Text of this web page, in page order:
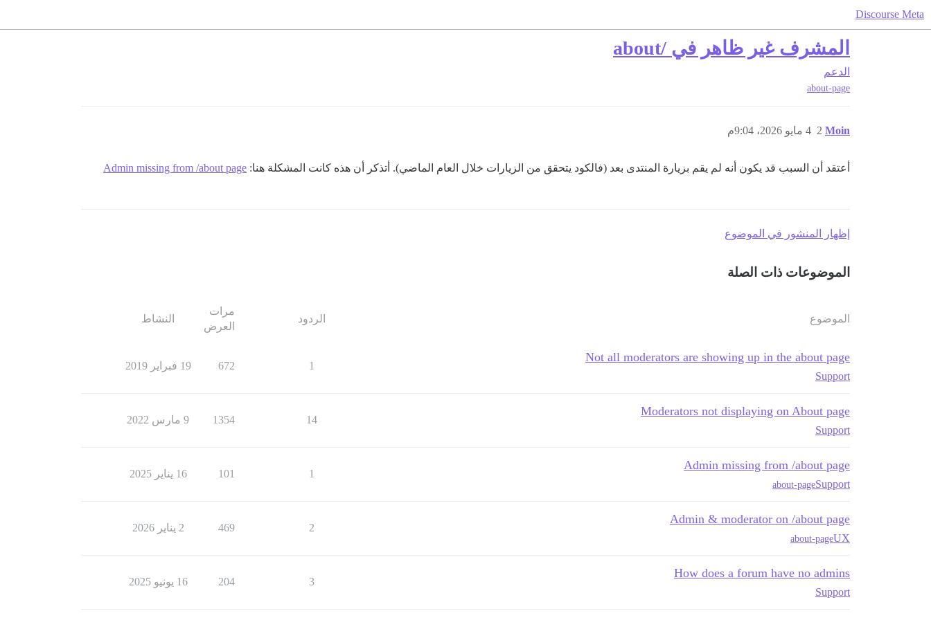
Discourse Meta
المشرف غير ظاهر في /about
الدعم
about-page
Moin 4 مايو 2026، 9:04م 2
أعتقد أن السبب قد يكون أنه لم يقم بزيارة المنتدى بعد (فالكود يتحقق من الزيارات خلال العام الماضي). أتذكر أن هذه كانت المشكلة هنا: Admin missing from /about page
إظهار المنشور في الموضوع
الموضوعات ذات الصلة
الموضوع الردود
مرات
العرض
النشاط
Not all moderators are showing up in the about page
Support
1
672 19 فبراير 2019
Moderators not displaying on About page
Support
14
1354 9 مارس 2022
Admin missing from /about page
Support
about-page
1
101 16 يناير 2025
Admin & moderator on /about page
UX
about-page
2
469 2 يناير 2026
How does a forum have no admins
Support
3
204 16 يونيو 2025